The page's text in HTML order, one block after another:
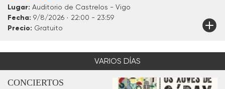
Lugar: Auditorio de Castrelos - Vigo
Fecha: 9/8/2026 · 22:00 - 23:59
Precio: Gratuito
VARIOS DÍAS
CONCIERTOS